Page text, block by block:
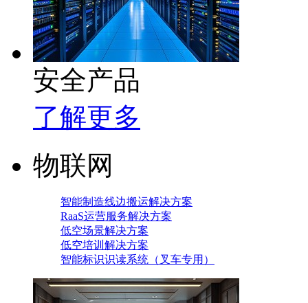
安全产品
了解更多
物联网
智能制造线边搬运解决方案
RaaS运营服务解决方案
低空场景解决方案
低空培训解决方案
智能标识识读系统（叉车专用）